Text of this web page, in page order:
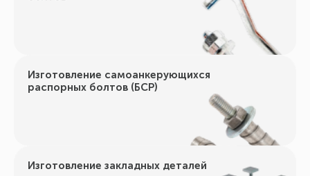
Изготовление самоанкерующихся
распорных болтов (БСР)
Изготовление закладных деталей